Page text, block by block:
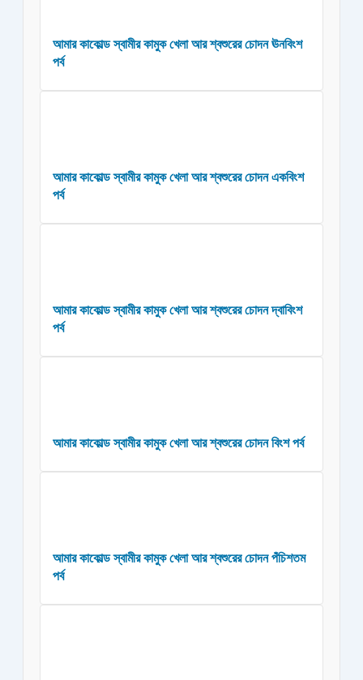
আমার কাকোল্ড স্বামীর কামুক খেলা আর শ্বশুরের চোদন ঊনবিংশ
পর্ব
আমার কাকোল্ড স্বামীর কামুক খেলা আর শ্বশুরের চোদন একবিংশ
পর্ব
আমার কাকোল্ড স্বামীর কামুক খেলা আর শ্বশুরের চোদন দ্বাবিংশ
পর্ব
আমার কাকোল্ড স্বামীর কামুক খেলা আর শ্বশুরের চোদন বিংশ পর্ব
আমার কাকোল্ড স্বামীর কামুক খেলা আর শ্বশুরের চোদন পঁচিশতম
পর্ব